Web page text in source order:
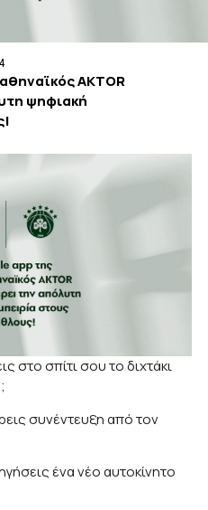
AKTOR
ψηφιακή
στο σπίτι σου το διχτάκι
συνέντευξη από τον
ένα νέο αυτοκίνητο